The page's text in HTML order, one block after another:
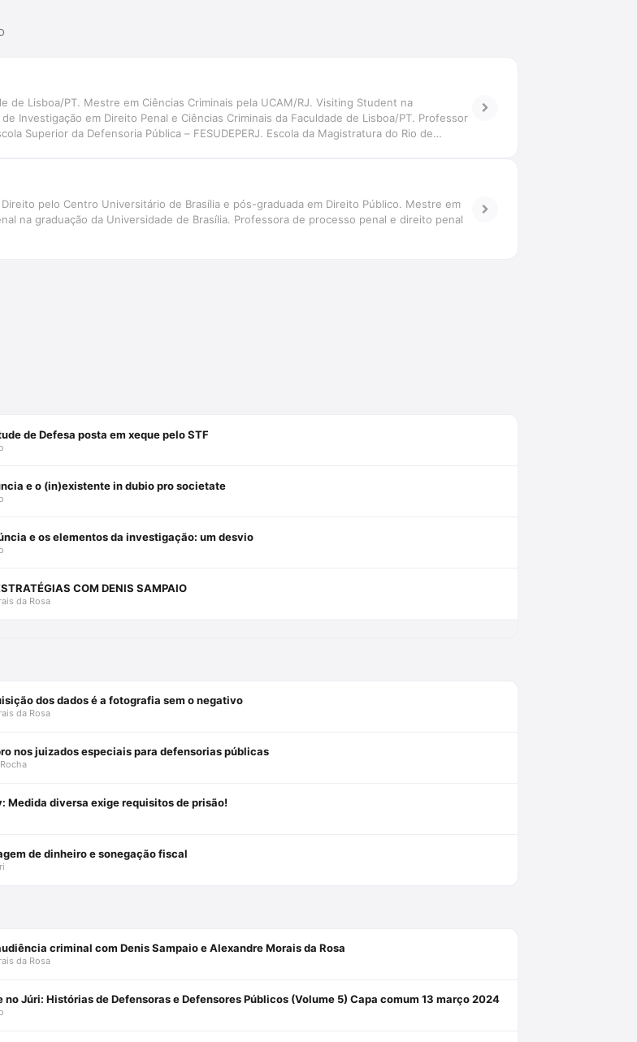
de Lisboa/PT. Mestre em Ciências Criminais pela UCAM/RJ. Visiting Student na
Investigação em Direito Penal e Ciências Criminais da Faculdade de Lisboa/PT. Professor
Superior da Defensoria Pública – FESUDEPERJ. Escola da Magistratura do Rio de
pelo Centro Universitário de Brasília e pós-graduada em Direito Público. Mestre em
na graduação da Universidade de Brasília. Professora de processo penal e direito penal
de Defesa posta em xeque pelo STF
e o (in)existente in dubio pro societate
e os elementos da investigação: um desvio
COM DENIS SAMPAIO
da Rosa
dos dados é a fotografia sem o negativo
da Rosa
nos juizados especiais para defensorias públicas
Medida diversa exige requisitos de prisão!
de dinheiro e sonegação fiscal
criminal com Denis Sampaio e Alexandre Morais da Rosa
da Rosa
no Júri: Histórias de Defensoras e Defensores Públicos (Volume 5) Capa comum 13 março 2024